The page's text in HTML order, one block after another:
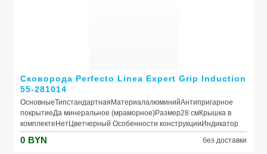
Сковорода Perfecto Linea Expert Grip Induction
55-281014
ОсновныеТипстандартнаяМатериалалюминийАнтипригарное
покрытиеДа минеральное (мраморное)Размер28 смКрышка в
комплектеНетЦветчерный Особенности конструкцииИндикатор
нагрева (термоспот)НетСовместимость с конфоркамигаз,
электро, стеклокерамика, индукцияПригодность для
0 BYN без доставки